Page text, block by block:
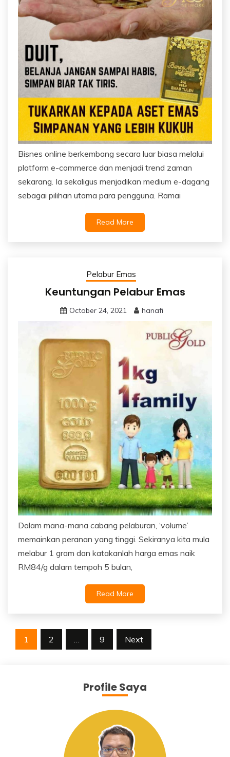
Bisnes online berkembang secara luar biasa melalui
platform e-commerce dan menjadi trend zaman
sekarang. Ia sekaligus menjadikan medium e-dagang
sebagai pilihan utama para pengguna. Ramai
Read More
Pelabur Emas
Keuntungan Pelabur Emas
October 24, 2021 hanafi
Dalam mana-mana cabang pelaburan, ‘volume’
memainkan peranan yang tinggi. Sekiranya kita mula
melabur 1 gram dan katakanlah harga emas naik
RM84/g dalam tempoh 5 bulan,
Read More
Posts
1 2 … 9 Next
Profile Saya